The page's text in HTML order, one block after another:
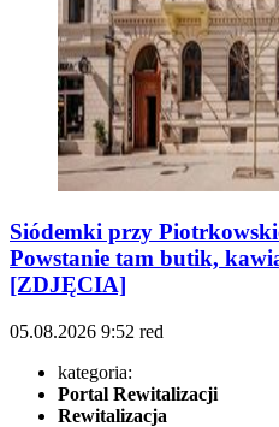
Siódemki przy
Powstanie tam butik,
[ZDJĘCIA]
05.08.2026 9:52 red
kategoria:
Portal Rewitalizacji
Rewitalizacja